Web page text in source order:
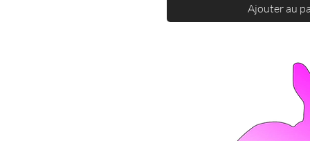
Ajouter au